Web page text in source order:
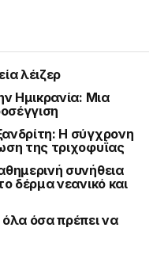
λέιζερ
Ημικρανία: Μια
Η σύγχρονη
της τριχοφυΐας
συνήθεια
δέρμα νεανικό και
όλα όσα πρέπει να